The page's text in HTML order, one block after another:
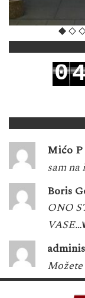
0
Mićo P
sam
Boris
ONO
VASE…